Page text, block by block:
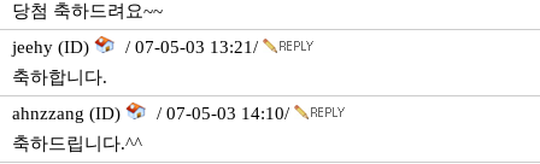
당첨 축하드려요~~
jeehy (ID)
/ 07-05-03 13:21/
축하합니다.
ahnzzang (ID)
/ 07-05-03 14:10/
축하드립니다.^^